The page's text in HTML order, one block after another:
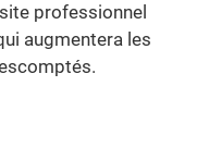
professionnel
augmentera les